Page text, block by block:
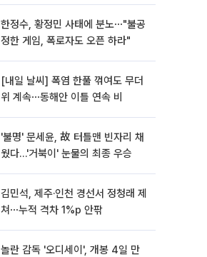
한정수, 황정민 사태에 분노⋯"불공
정한 게임, 폭로자도 오픈 하라"
[내일 날씨] 폭염 한풀 꺾여도 무더
위 계속⋯동해안 이틀 연속 비
'불명' 문세윤, 故 터틀맨 빈자리 채
웠다…'거북이' 눈물의 최종 우승
김민석, 제주·인천 경선서 정청래 제
쳐⋯누적 격차 1%p 안팎
놀란 감독 '오디세이', 개봉 4일 만